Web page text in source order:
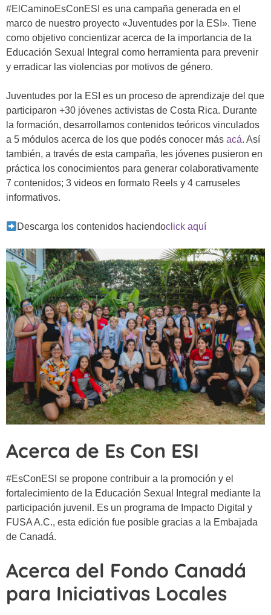
#ElCaminoEsConESI es una campaña generada en el
marco de nuestro proyecto «Juventudes por la ESI». Tiene
como objetivo concientizar acerca de la importancia de la
Educación Sexual Integral como herramienta para prevenir
y erradicar las violencias por motivos de género.
Juventudes por la ESI es un proceso de aprendizaje del que
participaron +30 jóvenes activistas de Costa Rica. Durante
la formación, desarrollamos contenidos teóricos vinculados
a 5 módulos acerca de los que podés conocer más acá. Así
también, a través de esta campaña, les jóvenes pusieron en
práctica los conocimientos para generar colaborativamente
7 contenidos; 3 videos en formato Reels y 4 carruseles
informativos.
Descarga los contenidos haciendoclick aquí
Acerca de Es Con ESI
#EsConESI se propone contribuir a la promoción y el
fortalecimiento de la Educación Sexual Integral mediante la
participación juvenil. Es un programa de Impacto Digital y
FUSA A.C., esta edición fue posible gracias a la Embajada
de Canadá.
Acerca del Fondo Canadá
para Iniciativas Locales